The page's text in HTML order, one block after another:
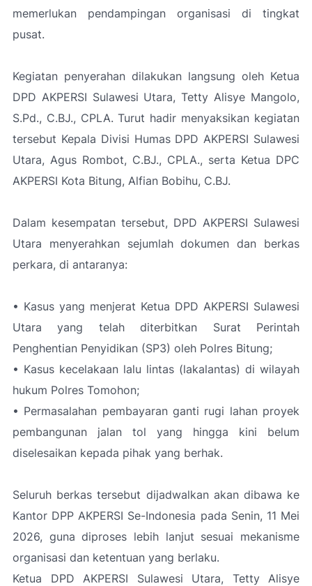
memerlukan pendampingan organisasi di tingkat
pusat.
Kegiatan penyerahan dilakukan langsung oleh Ketua
DPD AKPERSI Sulawesi Utara, Tetty Alisye Mangolo,
S.Pd., C.BJ., CPLA. Turut hadir menyaksikan kegiatan
tersebut Kepala Divisi Humas DPD AKPERSI Sulawesi
Utara, Agus Rombot, C.BJ., CPLA., serta Ketua DPC
AKPERSI Kota Bitung, Alfian Bobihu, C.BJ.
Dalam kesempatan tersebut, DPD AKPERSI Sulawesi
Utara menyerahkan sejumlah dokumen dan berkas
perkara, di antaranya:
• Kasus yang menjerat Ketua DPD AKPERSI Sulawesi
Utara yang telah diterbitkan Surat Perintah
Penghentian Penyidikan (SP3) oleh Polres Bitung;
• Kasus kecelakaan lalu lintas (lakalantas) di wilayah
hukum Polres Tomohon;
• Permasalahan pembayaran ganti rugi lahan proyek
pembangunan jalan tol yang hingga kini belum
diselesaikan kepada pihak yang berhak.
Seluruh berkas tersebut dijadwalkan akan dibawa ke
Kantor DPP AKPERSI Se-Indonesia pada Senin, 11 Mei
2026, guna diproses lebih lanjut sesuai mekanisme
organisasi dan ketentuan yang berlaku.
Ketua DPD AKPERSI Sulawesi Utara, Tetty Alisye